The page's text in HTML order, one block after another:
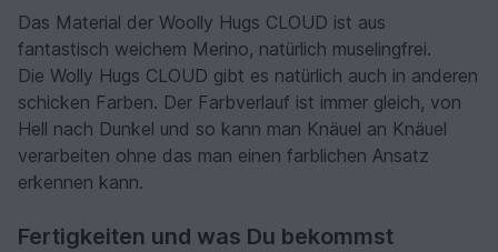
Das Material der Woolly Hugs CLOUD ist aus
fantastisch weichem Merino, natürlich muselingfrei.
Die Wolly Hugs CLOUD gibt es natürlich auch in anderen
schicken Farben. Der Farbverlauf ist immer gleich, von
Hell nach Dunkel und so kann man Knäuel an Knäuel
verarbeiten ohne das man einen farblichen Ansatz
erkennen kann.
Fertigkeiten und was Du bekommst